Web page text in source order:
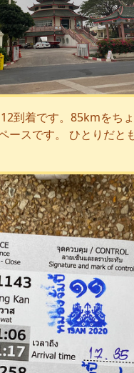
到着です。85kmをち
ースです。 ひとりだと